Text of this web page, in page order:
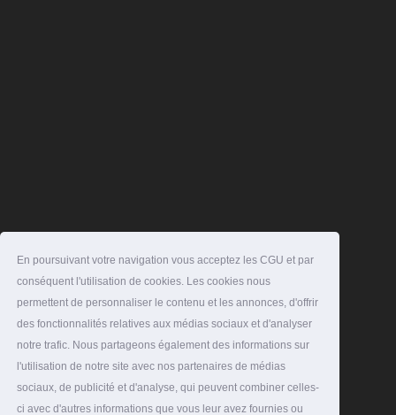
En poursuivant votre navigation vous acceptez les CGU et par
conséquent l'utilisation de cookies. Les cookies nous
permettent de personnaliser le contenu et les annonces, d'offrir
des fonctionnalités relatives aux médias sociaux et d'analyser
notre trafic. Nous partageons également des informations sur
l'utilisation de notre site avec nos partenaires de médias
sociaux, de publicité et d'analyse, qui peuvent combiner celles-
ci avec d'autres informations que vous leur avez fournies ou